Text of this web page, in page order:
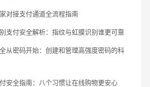
对接支付通道全流程指南
支付安全解析：指纹与虹膜识别谁更可靠
从密码开始：创建和管理高强度密码的科
安全指南：八个习惯让在线购物更安心